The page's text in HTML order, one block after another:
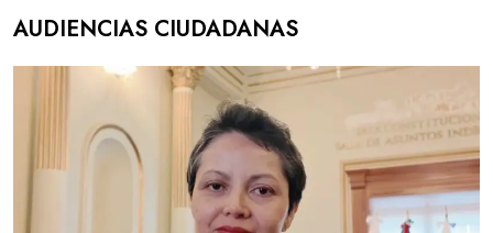
AUDIENCIAS CIUDADANAS